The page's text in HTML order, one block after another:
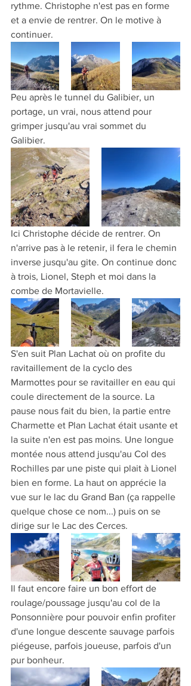
rythme. Christophe n'est pas en forme
et a envie de rentrer. On le motive à
continuer.
Peu après le tunnel du Galibier, un
portage, un vrai, nous attend pour
grimper jusqu'au vrai sommet du
Galibier.
Ici Christophe décide de rentrer. On
n'arrive pas à le retenir, il fera le chemin
inverse jusqu'au gite. On continue donc
à trois, Lionel, Steph et moi dans la
combe de Mortavielle.
S'en suit Plan Lachat où on profite du
ravitaillement de la cyclo des
Marmottes pour se ravitailler en eau qui
coule directement de la source. La
pause nous fait du bien, la partie entre
Charmette et Plan Lachat était usante et
la suite n'en est pas moins. Une longue
montée nous attend jusqu'au Col des
Rochilles par une piste qui plait à Lionel
bien en forme. La haut on apprécie la
vue sur le lac du Grand Ban (ça rappelle
quelque chose ce nom...) puis on se
dirige sur le Lac des Cerces.
Il faut encore faire un bon effort de
roulage/poussage jusqu'au col de la
Ponsonnière pour pouvoir enfin profiter
d'une longue descente sauvage parfois
piégeuse, parfois joueuse, parfois d'un
pur bonheur.